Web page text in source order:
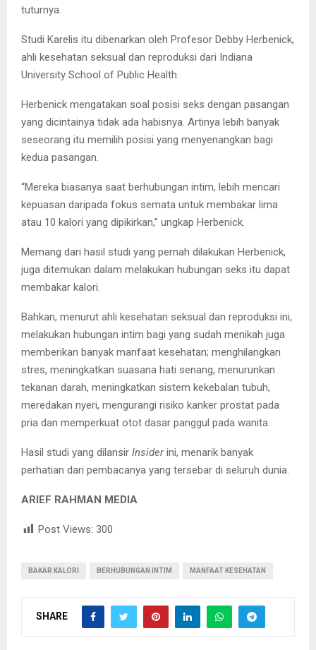
tuturnya.
Studi Karelis itu dibenarkan oleh Profesor Debby Herbenick,
ahli kesehatan seksual dan reproduksi dari Indiana
University School of Public Health.
Herbenick mengatakan soal posisi seks dengan pasangan
yang dicintainya tidak ada habisnya. Artinya lebih banyak
seseorang itu memilih posisi yang menyenangkan bagi
kedua pasangan.
“Mereka biasanya saat berhubungan intim, lebih mencari
kepuasan daripada fokus semata untuk membakar lima
atau 10 kalori yang dipikirkan,” ungkap Herbenick.
Memang dari hasil studi yang pernah dilakukan Herbenick,
juga ditemukan dalam melakukan hubungan seks itu dapat
membakar kalori.
Bahkan, menurut ahli kesehatan seksual dan reproduksi ini,
melakukan hubungan intim bagi yang sudah menikah juga
memberikan banyak manfaat kesehatan; menghilangkan
stres, meningkatkan suasana hati senang, menurunkan
tekanan darah, meningkatkan sistem kekebalan tubuh,
meredakan nyeri, mengurangi risiko kanker prostat pada
pria dan memperkuat otot dasar panggul pada wanita.
Hasil studi yang dilansir Insiderini, menarik banyak
perhatian dari pembacanya yang tersebar di seluruh dunia.
ARIEF RAHMAN MEDIA
Post Views: 300
BAKAR KALORI BERHUBUNGAN INTIM MANFAAT KESEHATAN
SHARE